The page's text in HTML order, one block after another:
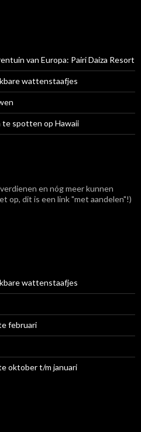
van Europa: Pairi Daiza Resort
wattenstaafjes
te spotten op Hawaii
en nóg meer kunnen
op, dit is een link "met aandelen"!)
wattenstaafjes
februari
oktober t/m januari